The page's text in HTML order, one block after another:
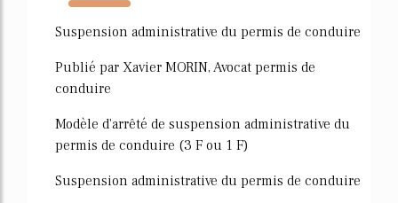
5372%
Suspension administrative du permis de conduire
Publié par Xavier MORIN, Avocat permis de
conduire
Modèle d'arrêté de suspension administrative du
permis de conduire (3 F ou 1 F)
Suspension administrative du permis de conduire